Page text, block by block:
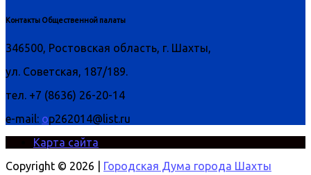
Контакты Общественной палаты
346500, Ростовская область, г. Шахты,
ул. Советская, 187/189.
тел. +7 (8636) 26-20-14
e-mail: op262014@list.ru
Карта сайта
Copyright © 2026 |
Городская Дума города Шахты